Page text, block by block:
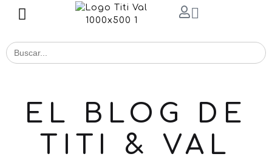
Buscar
for:
EL BLOG DE
TITI & VAL